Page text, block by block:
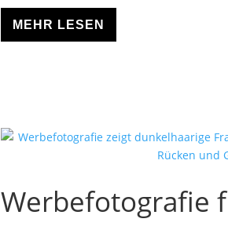
MEHR LESEN
Werbefotografie